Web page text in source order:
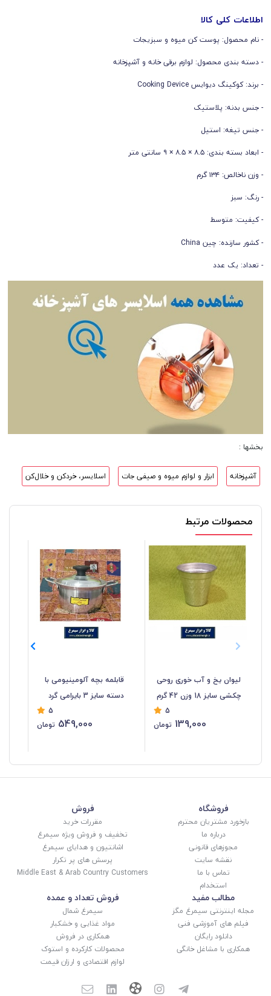
اطلاعات کلی کالا
- نام محصول: پوست کن میوه و سبزیجات
- دسته بندی محصول: لوازم برقی خانه و آشپزخانه
- برند: کوکینگ دیوایس Cooking Device
- جنس بدنه: پلاستیک
- جنس تیغه: استیل
- ابعاد بسته بندی: ۸.۵ × ۸.۵ × ۹ سانتی متر
- وزن ناخالص: ۱۳۴ گرم
- رنگ: سبز
- کیفیت: متوسط
- کشور سازنده: چین China
- تعداد: یک عدد
بخشها :
آشپزخانه ابزار و لوازم میوه و صیفی جات اسلایسر، خردکن و خلال‌کن
محصولات مرتبط
لیوان یخ و آب خوری روحی
چکشی سایز 18 وزن 42 گرم
5
139,000 تومان
قابلمه بچه آلومینیومی با
دسته سایز 3 بایرامی گرد
5
549,000 تومان
فروشگاه
بازخورد مشتریان محترم
درباره ما
مجوزهای قانونی
نقشه سایت
تماس با ما
استخدام
فروش
مقررات خرید
تخفیف و فروش ویژه سیمرغ
اشانتیون و هدایای سیمرغ
پرسش های پر تکرار
Middle East & Arab Country Customers
مطالب مفید
مجله اینترنتی سیمرغ مگز
فیلم های آموزشی فنی
دانلود رایگان
همکاری با مشاغل خانگی
فروش تعداد و عمده
سیمرغ شمال
مواد غذایی و خشکبار
همکاری در فروش
محصولات کارکرده و استوک
لوازم اقتصادی و ارزان قیمت